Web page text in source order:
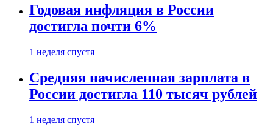
Годовая инфляция в России
достигла почти 6%
1 неделя спустя
Средняя начисленная зарплата в
России достигла 110 тысяч рублей
1 неделя спустя